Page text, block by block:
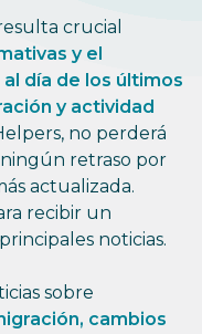
crucial
y el
día de los últimos
y actividad
no perderá
retraso por
actualizada.
recibir un
noticias.
sobre
cambios